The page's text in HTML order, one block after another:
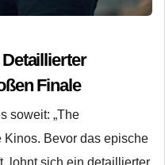
Finale
soweit: „The
Kinos. Bevor das epische